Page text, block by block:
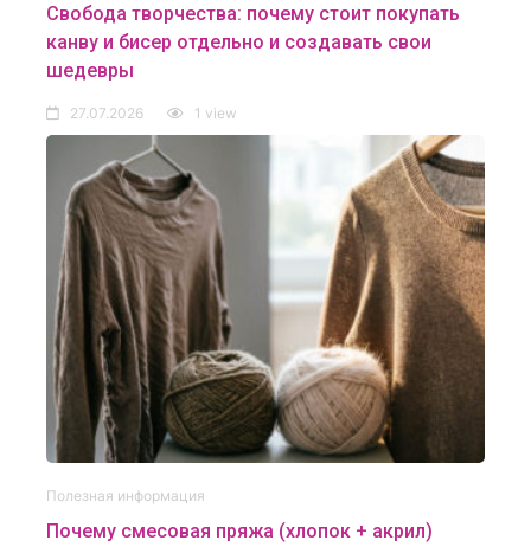
Свобода творчества: почему стоит покупать
канву и бисер отдельно и создавать свои
шедевры
27.07.2026 1 view
Полезная информация
Почему смесовая пряжа (хлопок + акрил)